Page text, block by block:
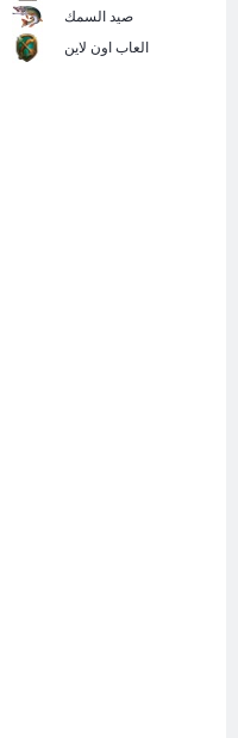
صيد السمك
العاب اون لاين